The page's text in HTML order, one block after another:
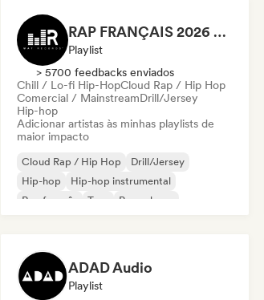
RAP FRANÇAIS 2026 🔥🇫🇷 (Way Records)
Playlist
> 5700 feedbacks enviados
Chill / Lo-fi Hip-HopCloud Rap / Hip Hop
Comercial / MainstreamDrill/Jersey
Hip-hop
Adicionar artistas às minhas playlists de
maior impacto
Cloud Rap / Hip Hop
Drill/Jersey
Hip-hop
Hip-hop instrumental
Rap francês
Trap
Pop urbano
ADAD Audio
Playlist